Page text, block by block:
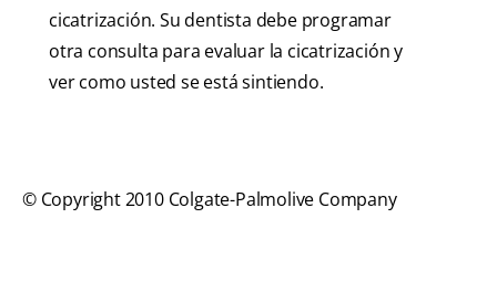
cicatrización. Su dentista debe programar
otra consulta para evaluar la cicatrización y
ver como usted se está sintiendo.
© Copyright 2010 Colgate-Palmolive Company